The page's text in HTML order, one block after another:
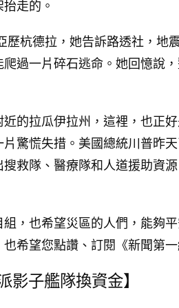
走的。
歷杭德拉，她告訴路透社，地
過一片碎石逃命。她回憶說
的拉瓜伊拉州，這裡，也正
驚慌失措。美國總統川普昨
救隊、醫療隊和人道援助資
，也希望災區的人們，能夠
希望您點讚、訂閱《新聞第一
子艦隊換資金】